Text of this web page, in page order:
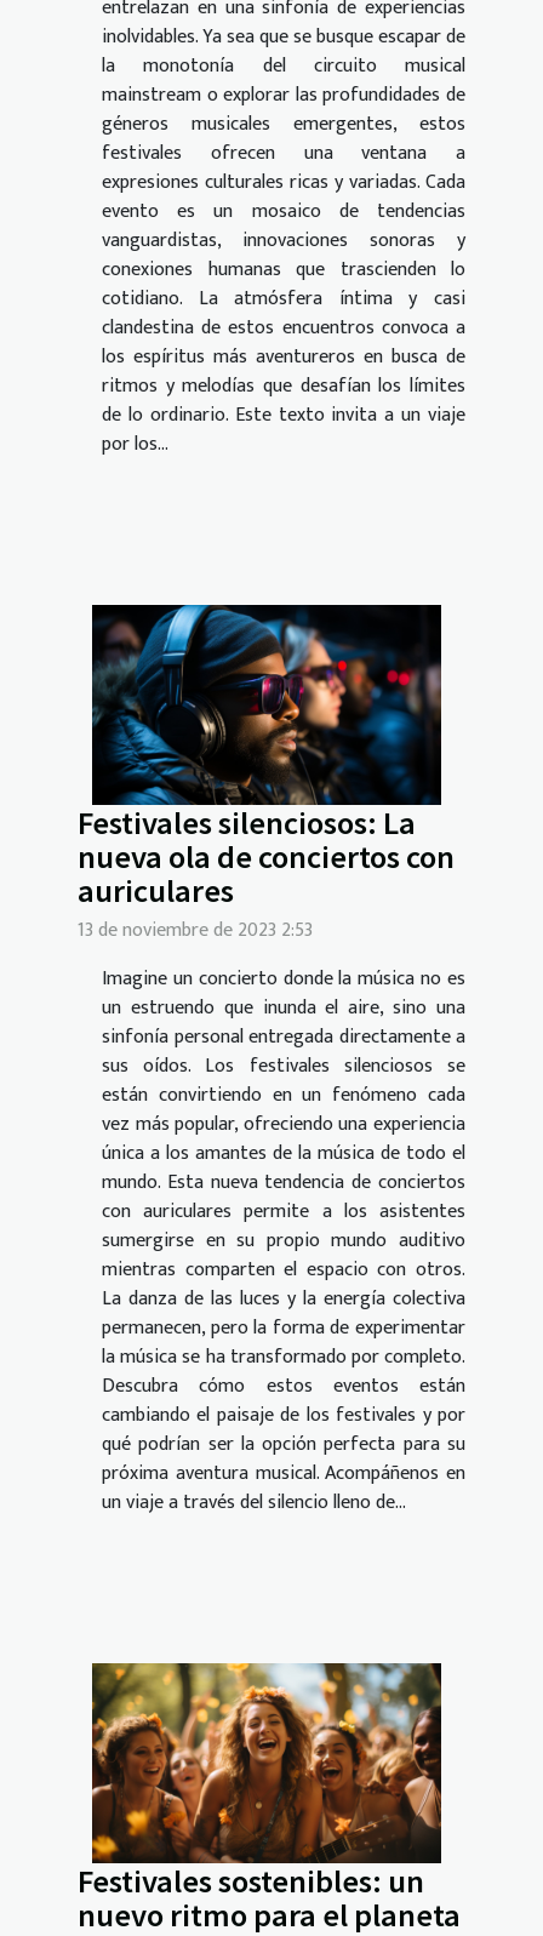
entrelazan en una sinfonía de experiencias
inolvidables. Ya sea que se busque escapar de
la monotonía del circuito musical
mainstream o explorar las profundidades de
géneros musicales emergentes, estos
festivales ofrecen una ventana a
expresiones culturales ricas y variadas. Cada
evento es un mosaico de tendencias
vanguardistas, innovaciones sonoras y
conexiones humanas que trascienden lo
cotidiano. La atmósfera íntima y casi
clandestina de estos encuentros convoca a
los espíritus más aventureros en busca de
ritmos y melodías que desafían los límites
de lo ordinario. Este texto invita a un viaje
por los...
Festivales silenciosos: La
nueva ola de conciertos con
auriculares
13 de noviembre de 2023 2:53
Imagine un concierto donde la música no es
un estruendo que inunda el aire, sino una
sinfonía personal entregada directamente a
sus oídos. Los festivales silenciosos se
están convirtiendo en un fenómeno cada
vez más popular, ofreciendo una experiencia
única a los amantes de la música de todo el
mundo. Esta nueva tendencia de conciertos
con auriculares permite a los asistentes
sumergirse en su propio mundo auditivo
mientras comparten el espacio con otros.
La danza de las luces y la energía colectiva
permanecen, pero la forma de experimentar
la música se ha transformado por completo.
Descubra cómo estos eventos están
cambiando el paisaje de los festivales y por
qué podrían ser la opción perfecta para su
próxima aventura musical. Acompáñenos en
un viaje a través del silencio lleno de...
Festivales sostenibles: un
nuevo ritmo para el planeta